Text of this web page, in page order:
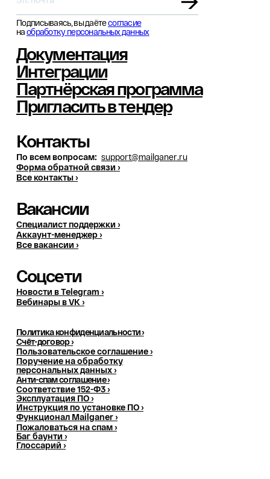
Политика конфиденциальности ›
Счёт-договор ›
Поручение на обработку
персональных данных›
Пользовательское соглашение ›
Соответствие 152-Ф3 ›
Эксплуатация ПО ›
Инструкция по установке ПО ›
Функционал Mailganer ›
Анти-спам соглашение ›
Подписываясь, вы даётесогласие
наобработку персональных данных
Интеграции
Документация
Партнёрская программа
Пригласить в тендер
Глоссарий ›
Баг баунти ›
Новости в Telegram ›
По всем вопросам:
Все вакансии ›
Аккаунт-менеджер ›
Специалист поддержки ›
Вакансии
Контакты
support@mailganer.ru
Все контакты ›
Соцсети
Вебинары в VK ›
Форма обратной связи ›
Пожаловаться на спам ›